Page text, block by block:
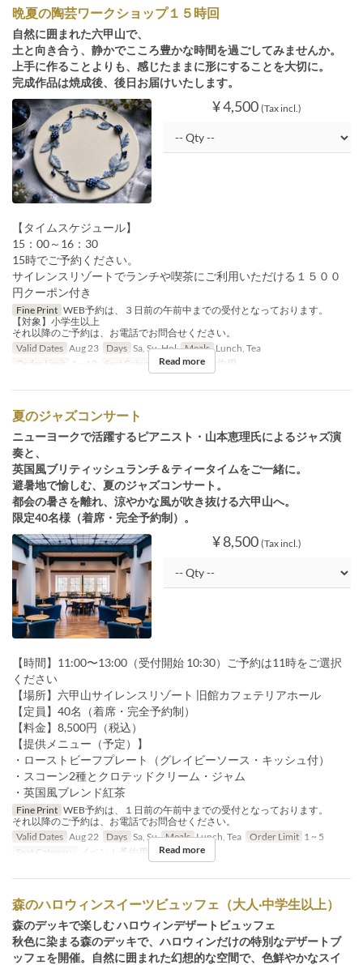
晩夏の陶芸ワークショップ１５時回
自然に囲まれた六甲山で、
土と向き合う、静かでこころ豊かな時間を過ごしてみませんか。
上手に作ることよりも、感じたままに形にすることを大切に。
完成作品は焼成後、後日お届けいたします。
¥ 4,500 (Tax incl.)
【タイムスケジュール】
15：00～16：30
15時でご予約ください。
サイレンスリゾートでランチや喫茶にご利用いただける１５００
円クーポン付き
Fine Print WEB予約は、３日前の午前中までの受付となっております。
【対象】小学生以上
それ以降のご予約は、お電話でお問合せください。
Valid Dates Aug 23 Days Sa, Su, Hol Meals Lunch, Tea
Order Limit
1 ~ 10 Seat Category イベント予約用
Read more
夏のジャズコンサート
ニューヨークで活躍するピアニスト・山本恵理氏によるジャズ演
奏と、
英国風ブリティッシュランチ＆ティータイムをご一緒に。
避暑地で愉しむ、夏のジャズコンサート。
都会の暑さを離れ、涼やかな風が吹き抜ける六甲山へ。
限定40名様（着席・完全予約制）。
¥ 8,500 (Tax incl.)
【時間】11:00〜13:00（受付開始 10:30）ご予約は11時をご選択
ください
【場所】六甲山サイレンスリゾート 旧館カフェテリアホール
【定員】40名（着席・完全予約制）
【料金】8,500円（税込）
【提供メニュー（予定）】
・ローストビーフプレート（グレイビーソース・キッシュ付）
・スコーン2種とクロテッドクリーム・ジャム
・英国風ブレンド紅茶
Fine Print WEB予約は、１日前の午前中までの受付となっております。
それ以降のご予約は、お電話でお問合せください。
Valid Dates Aug 22 Days Sa, Su Meals Lunch, Tea Order Limit 1 ~ 5
Seat Category
イベント予約用 Read more
森のハロウィンスイーツビュッフェ（大人·中学生以上）
森のデッキで楽しむ ハロウィンデザートビュッフェ
秋色に染まる森のデッキで、ハロウィンだけの特別なデザートブ
ッフェを開催。自然に囲まれた幻想的な空間で、色鮮やかなスイ